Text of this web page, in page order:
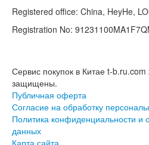
Registered office: China, HeyHe,
Registration No:
Сервис покупок в Китае t-
защищены.
Публичная оферта
Согласие на обработку
Политика конфиденциальности и
данных
Карта сайта